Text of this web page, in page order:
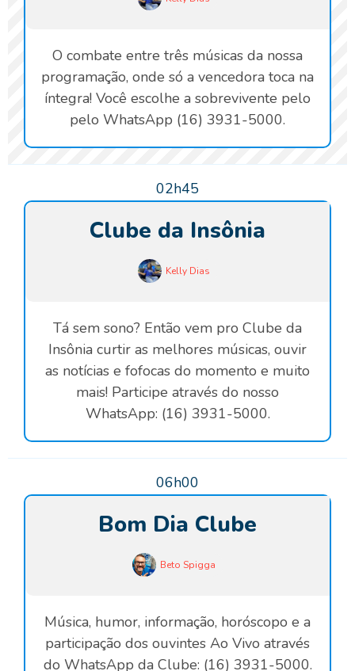
O combate entre três músicas da nossa
programação, onde só a vencedora toca na
íntegra! Você escolhe a sobrevivente pelo
pelo WhatsApp (16) 3931-5000.
02h45
Clube da Insônia
Kelly Dias
Tá sem sono? Então vem pro Clube da
Insônia curtir as melhores músicas, ouvir
as notícias e fofocas do momento e muito
mais! Participe através do nosso
WhatsApp: (16) 3931-5000.
06h00
Bom Dia Clube
Beto Spigga
Música, humor, informação, horóscopo e a
participação dos ouvintes Ao Vivo através
do WhatsApp da Clube: (16) 3931-5000.